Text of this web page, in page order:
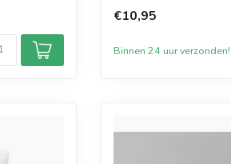
€10,95
Binnen 24 uur verzonden!